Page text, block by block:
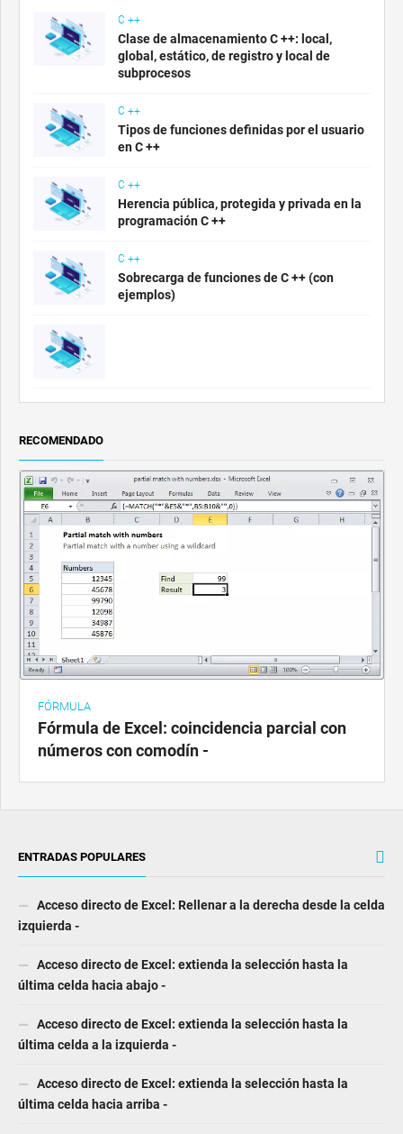
C ++
Clase de almacenamiento C ++: local,
global, estático, de registro y local de
subprocesos
C ++
Tipos de funciones definidas por el usuario
en C ++
C ++
Herencia pública, protegida y privada en la
programación C ++
C ++
Sobrecarga de funciones de C ++ (con
ejemplos)
RECOMENDADO
FÓRMULA
Fórmula de Excel: coincidencia parcial con
números con comodín -
ENTRADAS POPULARES
Acceso directo de Excel: Rellenar a la derecha desde la celda
izquierda -
Acceso directo de Excel: extienda la selección hasta la
última celda hacia abajo -
Acceso directo de Excel: extienda la selección hasta la
última celda a la izquierda -
Acceso directo de Excel: extienda la selección hasta la
última celda hacia arriba -